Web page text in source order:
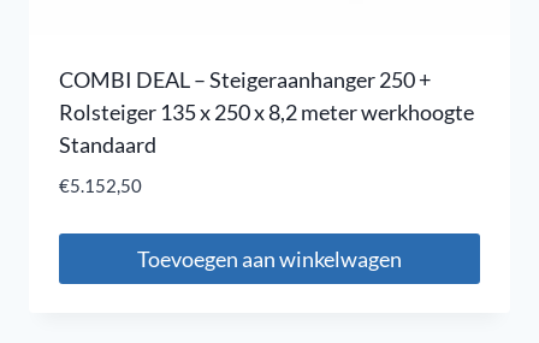
COMBI DEAL – Steigeraanhanger 250 +
Rolsteiger 135 x 250 x 8,2 meter werkhoogte
Standaard
€5.152,50
Toevoegen aan winkelwagen